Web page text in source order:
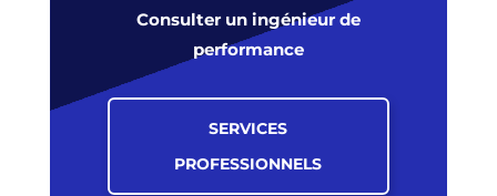
Consulter un ingénieur de
performance
SERVICES
PROFESSIONNELS